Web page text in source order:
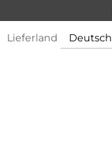
Lieferland